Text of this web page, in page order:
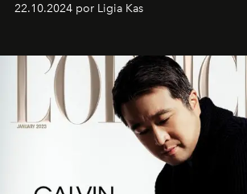
22.10.2024 por Ligia Kas